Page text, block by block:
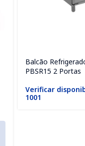
Balcão
PBSR15 2 Portas
Verificar
1001